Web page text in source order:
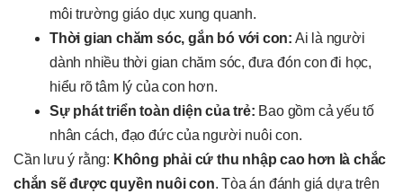
môi trường giáo dục xung quanh.
Thời gian chăm sóc, gắn bó với con: Ai là người
dành nhiều thời gian chăm sóc, đưa đón con đi học,
hiểu rõ tâm lý của con hơn.
Sự phát triển toàn diện của trẻ: Bao gồm cả yếu tố
nhân cách, đạo đức của người nuôi con.
Cần lưu ý rằng: Không phải cứ thu nhập cao hơn là chắc
chắn sẽ được quyền nuôi con. Tòa án đánh giá dựa trên